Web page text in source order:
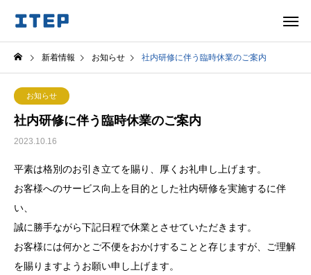
新着情報 お知らせ 社内研修に伴う臨時休業のご案内
お知らせ
社内研修に伴う臨時休業のご案内
2023.10.16
平素は格別のお引き立てを賜り、厚くお礼申し上げます。
お客様へのサービス向上を目的とした社内研修を実施するに伴
い、
誠に勝手ながら下記日程で休業とさせていただきます。
お客様には何かとご不便をおかけすることと存じますが、ご理解
を賜りますようお願い申し上げます。